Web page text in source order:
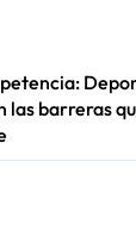
las barreras